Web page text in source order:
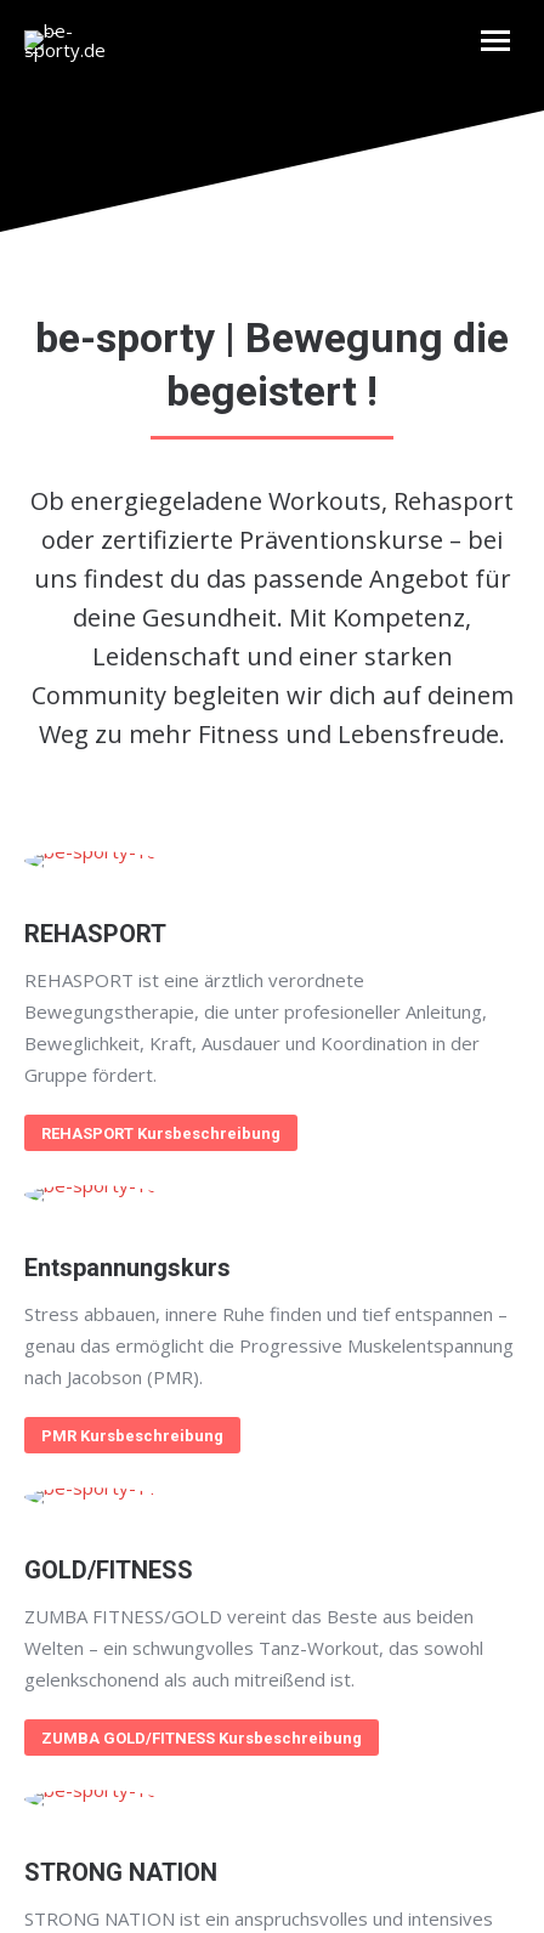
be-sporty | Bewegung die
begeistert !
Ob energiegeladene Workouts, Rehasport
oder zertifizierte Präventionskurse – bei
uns findest du das passende Angebot für
deine Gesundheit. Mit Kompetenz,
Leidenschaft und einer starken
Community begleiten wir dich auf deinem
Weg zu mehr Fitness und Lebensfreude.
REHASPORT
REHASPORT ist eine ärztlich verordnete
Bewegungstherapie, die unter profesioneller Anleitung,
Beweglichkeit, Kraft, Ausdauer und Koordination in der
Gruppe fördert.
REHASPORT Kursbeschreibung
Entspannungskurs
Stress abbauen, innere Ruhe finden und tief entspannen –
genau das ermöglicht die Progressive Muskelentspannung
nach Jacobson (PMR).
PMR Kursbeschreibung
GOLD/FITNESS
ZUMBA FITNESS/GOLD vereint das Beste aus beiden
Welten – ein schwungvolles Tanz-Workout, das sowohl
gelenkschonend als auch mitreißend ist.
ZUMBA GOLD/FITNESS Kursbeschreibung
STRONG NATION
STRONG NATION ist ein anspruchsvolles und intensives